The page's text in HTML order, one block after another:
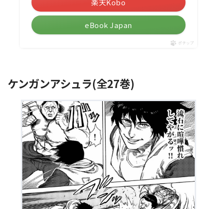
楽天Kobo
eBook Japan
ポチップ
ケンガンアシュラ(全27巻)